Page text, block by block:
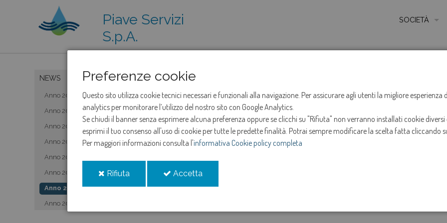
Preferenze cookie
Questo sito utilizza cookie tecnici necessari e funzionali alla navigazione. Per assicurare agli utenti la migliore
analytics per monitorare l’utilizzo del nostro sito con Google Analytics.
Se chiudi il banner senza esprimere alcuna preferenza oppure se clicchi su "Rifiuta" non verranno installati cookie
esprimi il tuo consenso all'uso di cookie per tutte le predette finalità. Potrai sempre modificare la scelta fatta cliccando
Per maggiori informazioni consulta l'informativa Cookie policy completa
Rifiuta Accetta
Piave Servizi
S.p.A.
SOCIETÀ
MISSIONE
MODELLO DI
NEWS
Anno 2019
Anno 2020
Anno 2021
Anno 2022
Anno 2023
Anno 2024
Anno 2025
Anno 2026
Sospensione
Mareno di Piave